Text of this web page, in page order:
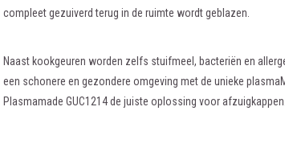
compleet gezuiverd terug in de ruimte wordt geblazen.
Naast kookgeuren worden zelfs stuifmeel, bacteriën en
een schonere en gezondere omgeving met de unieke
Plasmamade GUC1214 de juiste oplossing voor afzuigkappen.